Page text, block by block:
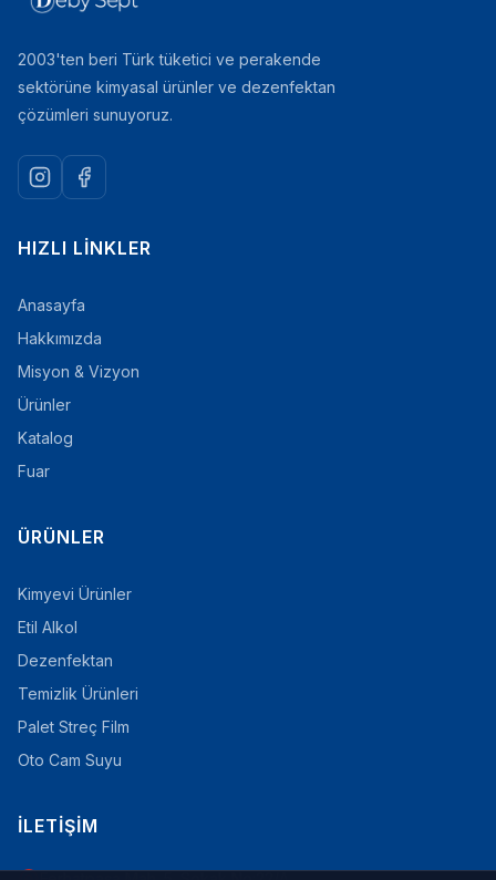
2003'ten beri Türk tüketici ve perakende
sektörüne kimyasal ürünler ve dezenfektan
çözümleri sunuyoruz.
HIZLI LINKLER
Anasayfa
Hakkımızda
Misyon & Vizyon
Ürünler
Katalog
Fuar
ÜRÜNLER
Kimyevi Ürünler
Etil Alkol
Dezenfektan
Temizlik Ürünleri
Palet Streç Film
Oto Cam Suyu
İLETIŞIM